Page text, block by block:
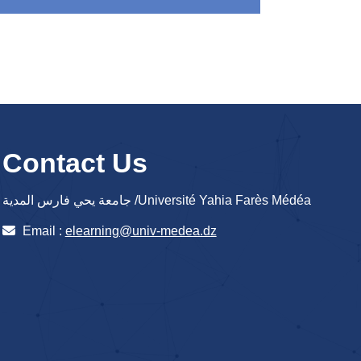
Contact Us
جامعة يحي فارس المدية /Université Yahia Farès Médéa
Email : elearning@univ-medea.dz